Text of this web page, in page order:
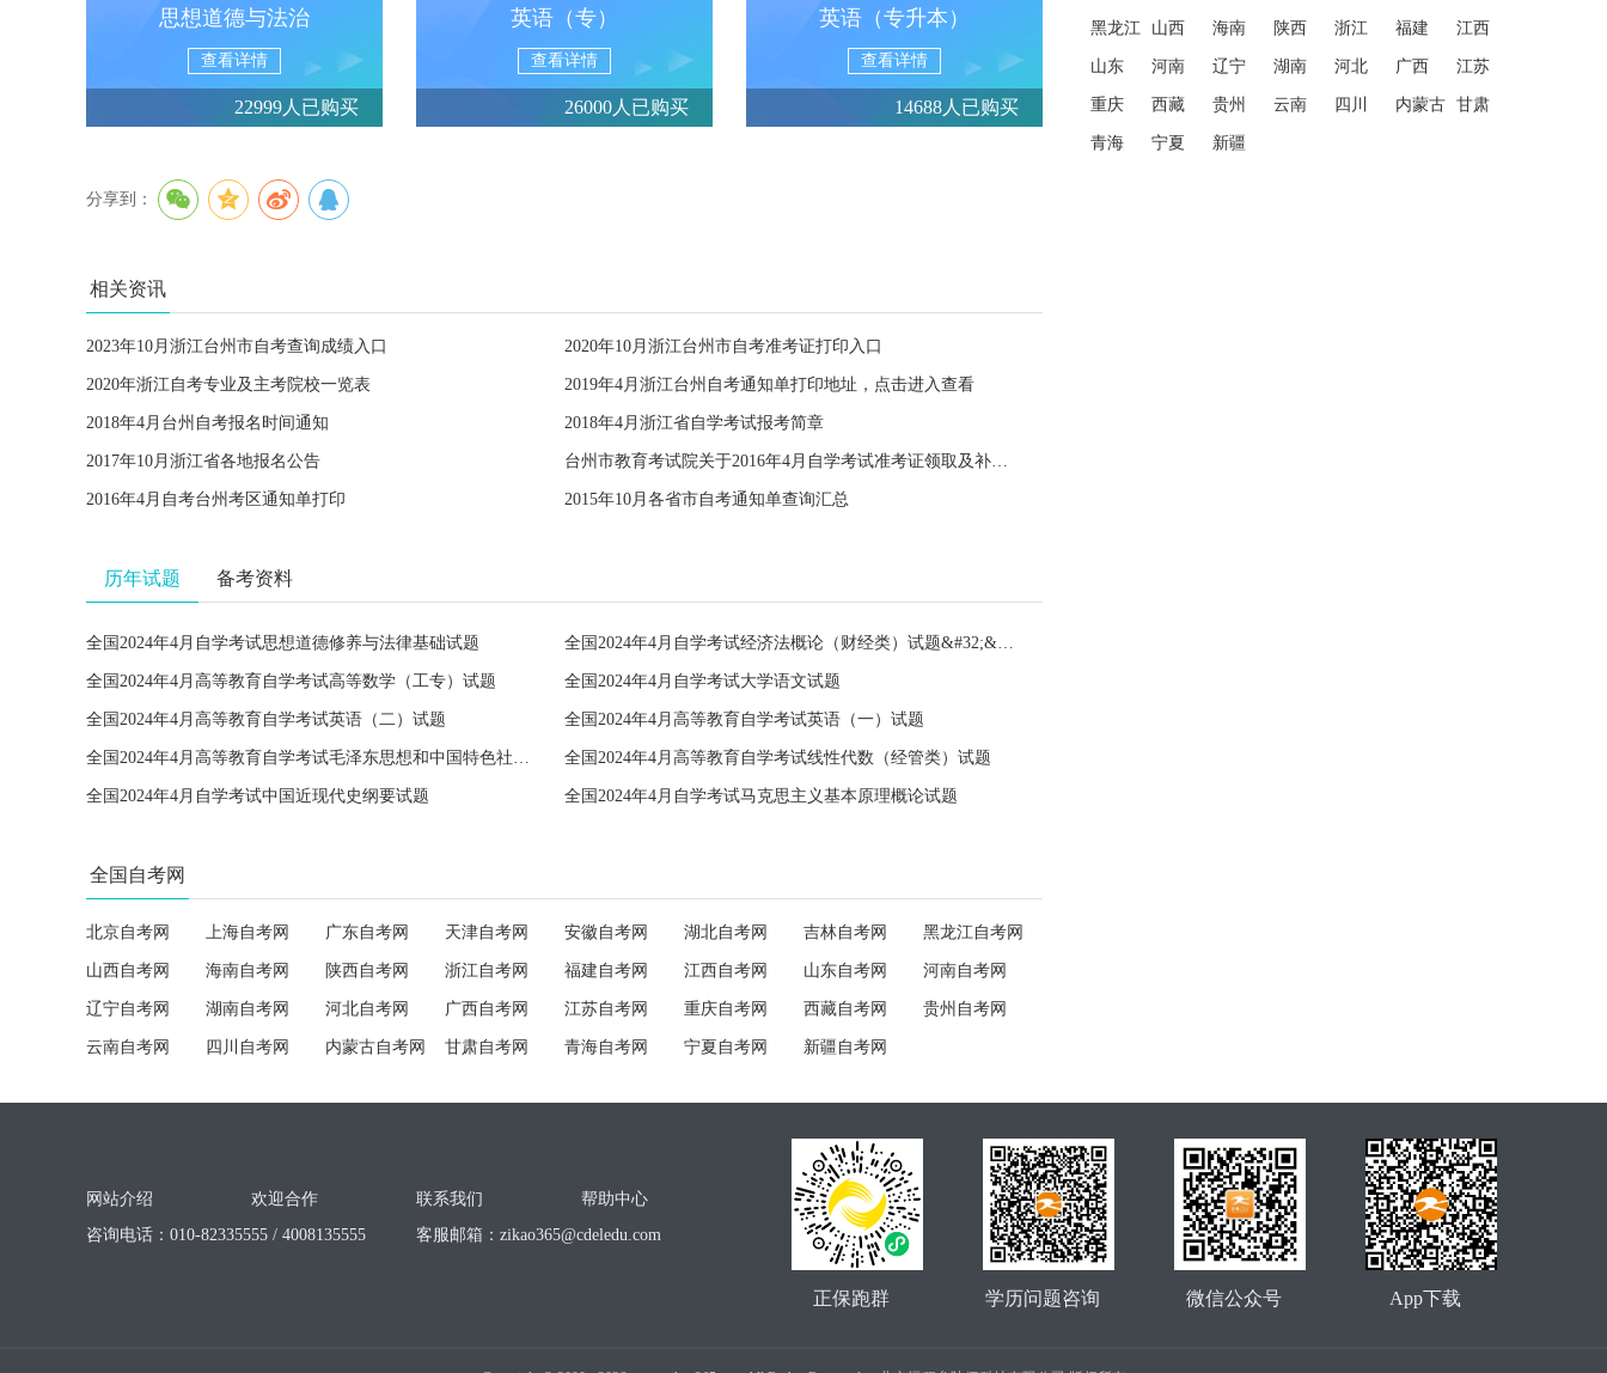
思想道德与法治
查看详情
22999人已购买
英语（专）
查看详情
26000人已购买
英语（专升本）
查看详情
14688人已购买
分享到：
相关资讯
2023年10月浙江台州市自考查询成绩入口 2020年10月浙江台州市自考准考证打印入口
2020年浙江自考专业及主考院校一览表 2019年4月浙江台州自考通知单打印地址，点击进入查看
2018年4月台州自考报名时间通知 2018年4月浙江省自学考试报考简章
2017年10月浙江省各地报名公告 台州市教育考试院关于2016年4月自学考试准考证领取及补办的通告
2016年4月自考台州考区通知单打印 2015年10月各省市自考通知单查询汇总
历年试题 备考资料
全国2024年4月自学考试思想道德修养与法律基础试题 全国2024年4月自学考试经济法概论（财经类）试题&#32;&#32;
全国2024年4月高等教育自学考试高等数学（工专）试题 全国2024年4月自学考试大学语文试题
全国2024年4月高等教育自学考试英语（二）试题 全国2024年4月高等教育自学考试英语（一）试题
全国2024年4月高等教育自学考试毛泽东思想和中国特色社会主义理论体系概论试题 全国2024年4月高等教育自学考试线性代数（经管类）试题
全国2024年4月自学考试中国近现代史纲要试题 全国2024年4月自学考试马克思主义基本原理概论试题
全国自考网
北京自考网 上海自考网 广东自考网 天津自考网 安徽自考网 湖北自考网 吉林自考网 黑龙江自考网
山西自考网 海南自考网 陕西自考网 浙江自考网 福建自考网 江西自考网 山东自考网 河南自考网
辽宁自考网 湖南自考网 河北自考网 广西自考网 江苏自考网 重庆自考网 西藏自考网 贵州自考网
云南自考网 四川自考网 内蒙古自考网 甘肃自考网 青海自考网 宁夏自考网 新疆自考网
黑龙江 山西 海南 陕西 浙江 福建 江西
山东 河南 辽宁 湖南 河北 广西 江苏
重庆 西藏 贵州 云南 四川 内蒙古 甘肃
青海 宁夏 新疆
网站介绍 欢迎合作 联系我们
帮助中心
咨询电话：010-82335555 / 4008135555
客服邮箱： zikao365@cdeledu.com
App下载
微信公众号
学历问题咨询
正保跑群